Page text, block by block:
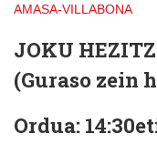
AMASA-VILLABONA
JOKU
(Guraso zein
Ordua: